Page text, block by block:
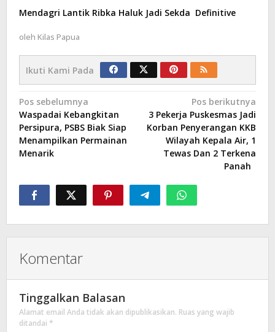
Mendagri Lantik Ribka Haluk Jadi Sekda Definitive
oleh Kilas Papua
Ikuti Kami Pada
Navigasi
pos
Pos sebelumnya
Waspadai Kebangkitan
Persipura, PSBS Biak Siap
Menampilkan Permainan
Menarik
Pos berikutnya
3 Pekerja Puskesmas Jadi
Korban Penyerangan KKB
Wilayah Kepala Air, 1
Tewas Dan 2 Terkena
Panah
Komentar
Tinggalkan Balasan
Alamat email Anda tidak akan dipublikasikan. Ruas yang wajib
ditandai *